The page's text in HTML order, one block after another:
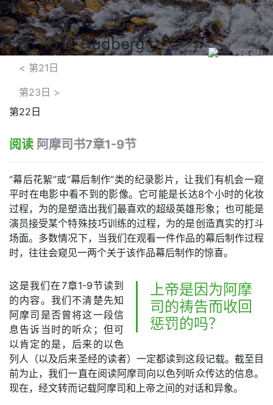
LOGIN
阿摩司书
作者： J.R. Hudberg
< 第21日
第23日 >
第22日
阅读 阿摩司书7章1-9节
“幕后花絮”或“幕后制作”类的纪录影片，让我们有机会一窥
平时在电影中看不到的影像。它可能是长达8个小时的化妆
过程，为的是塑造出我们最喜欢的超级英雄形象；也可能是
演员接受某个特殊技巧训练的过程，为的是创造真实的打斗
场面。多数情况下，当我们在观看一件作品的幕后制作过程
时，往往会窥见一两个关于该作品幕后制作的惊喜。
上帝是因为阿摩
司的祷告而收回
惩罚的吗？
这是我们在7章1-9节读到
的内容。我们不清楚先知
阿摩司是否曾将这一段信
息告诉当时的听众；但可
以肯定的是，后来的以色
列人（以及后来圣经的读者）一定都读到这段记载。截至目
前为止，我们一直在阅读阿摩司向以色列听众传达的信息。
现在，经文转而记载阿摩司和上帝之间的对话和异象。